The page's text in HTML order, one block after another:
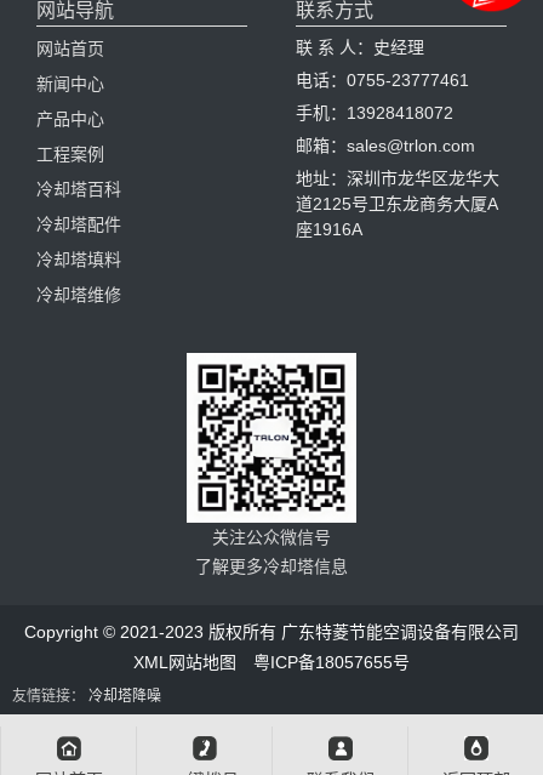
网站导航
网站首页
新闻中心
产品中心
工程案例
冷却塔百科
冷却塔配件
冷却塔填料
冷却塔维修
联系方式
联 系 人：史经理
电话：0755-23777461
手机：13928418072
邮箱：sales@trlon.com
地址：深圳市龙华区龙华大
道2125号卫东龙商务大厦A
座1916A
关注公众微信号
了解更多冷却塔信息
Copyright © 2021-2023 版权所有 广东特菱节能空调设备有限公司
XML网站地图
粤ICP备18057655号
友情链接： 冷却塔降噪